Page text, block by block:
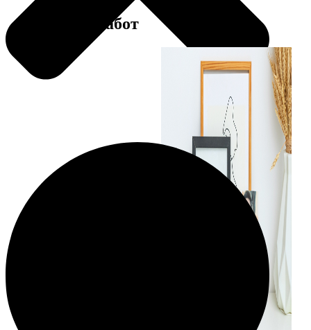
Примеры работ